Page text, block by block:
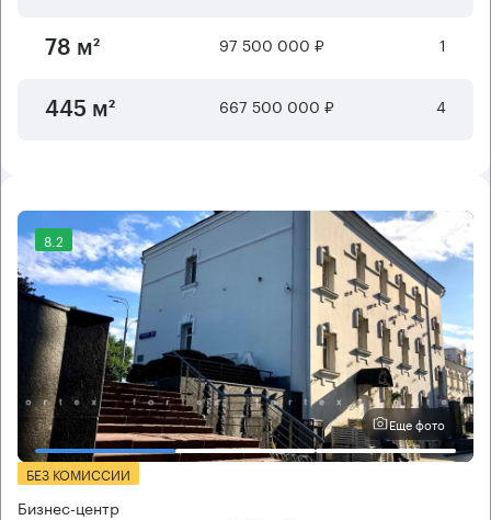
78 м² 97 500 000 ₽ 1
445 м² 667 500 000 ₽ 4
8.2
Еще фото
БЕЗ КОМИССИИ
Бизнес-центр